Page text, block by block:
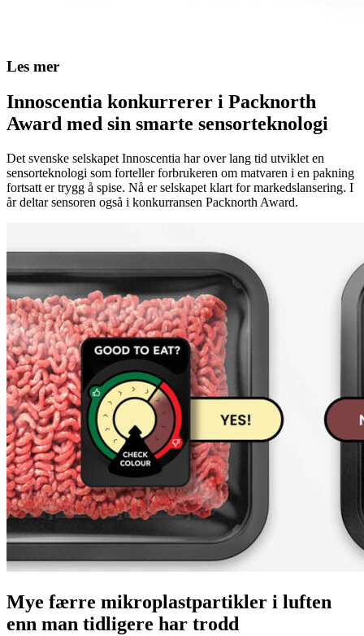
Les mer
Innoscentia konkurrerer i Packnorth
Award med sin smarte sensorteknologi
Det svenske selskapet Innoscentia har over lang tid utviklet en
sensorteknologi som forteller forbrukeren om matvaren i en pakning
fortsatt er trygg å spise. Nå er selskapet klart for markedslansering. I
år deltar sensoren også i konkurransen Packnorth Award.
Mye færre mikroplastpartikler i luften
enn man tidligere har trodd